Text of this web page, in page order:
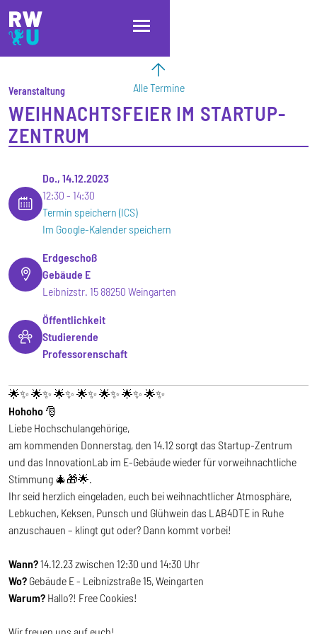
Direkt zum Inhalt
Direkt zur Hauptnavigation
Direkt zum Fußbereich
Alle Termine
Veranstaltung
WEIHNACHTSFEIER IM STARTUP-
ZENTRUM
Do., 14.12.2023
12:30
14:30
Termin speichern (ICS)
Im Google-Kalender speichern
Erdgeschoß
Gebäude E
Leibnizstr. 15 88250 Weingarten
Öffentlichkeit
Studierende
Professorenschaft
🌟✨ 🌟✨ 🌟✨ 🌟✨ 🌟✨ 🌟✨ 🌟✨
Hohoho 🎅
Liebe Hochschulangehörige,
am kommenden Donnerstag, den 14.12 sorgt das Startup-Zentrum
und das InnovationLab im E-Gebäude wieder für vorweihnachtliche
Stimmung 🎄🎁🌟.
Ihr seid herzlich eingeladen, euch bei weihnachtlicher Atmosphäre,
Lebkuchen, Keksen, Punsch und Glühwein das LAB4DTE in Ruhe
anzuschauen – klingt gut oder? Dann kommt vorbei!
Wann?14.12.23 zwischen 12:30 und 14:30 Uhr
Wo? Gebäude E - Leibnizstraße 15, Weingarten
Warum? Hallo?! Free Cookies!